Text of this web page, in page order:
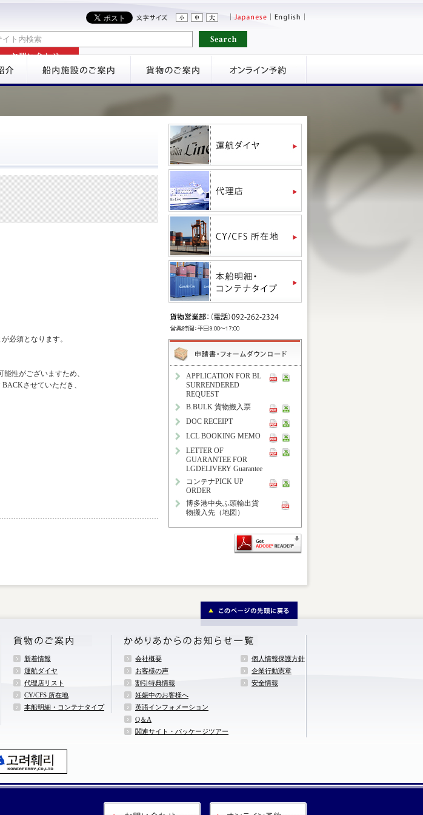
必須となります。
性がございますため、
させていただき、
APPLICATION FOR BL
SURRENDERED
REQUEST
B.BULK 貨物搬入票
DOC RECEIPT
LCL BOOKING MEMO
LETTER OF
GUARANTEE FOR
LGDELIVERY Guarantee
コンテナPICK UP
ORDER
博多港中央ふ頭輸出貨
物搬入先（地図）
新着情報
運航ダイヤ
代理店リスト
CY/CFS 所在地
本船明細・コンテナタイプ
会社概要
お客様の声
割引特典情報
妊娠中のお客様へ
英語インフォメーション
Q＆A
関連サイト・パッケージツアー
個人情報保護方針
企業行動憲章
安全情報